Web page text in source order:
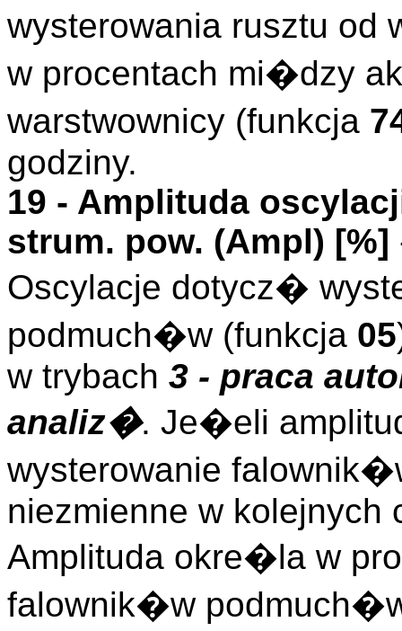
wysterowania rusztu od
w procentach mi�dzy
warstwownicy (funkcja
godziny.
19 - Amplituda
strum. pow. (Ampl) [%]
Oscylacje dotycz�
podmuch�w (funkcja 05
w trybach 3 - praca
analiz�. Je�eli
wysterowanie
niezmienne w kolejnych
Amplituda okre�la w
falownik�w